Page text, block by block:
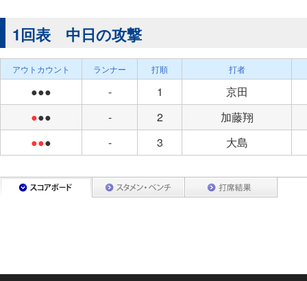
1回表 中日の攻撃
アウトカウント ランナー 打順 打者
●●● - 1
京田
●●● - 2
加藤翔
●●● - 3 大島